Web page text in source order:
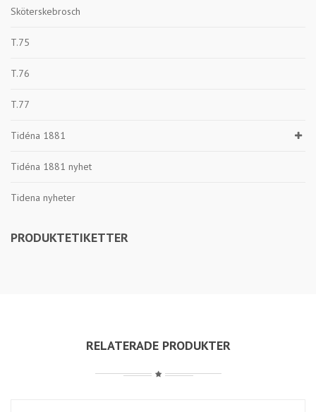
Sköterskebrosch
T.75
T.76
T.77
Tidéna 1881
Tidéna 1881 nyhet
Tidena nyheter
PRODUKTETIKETTER
RELATERADE PRODUKTER